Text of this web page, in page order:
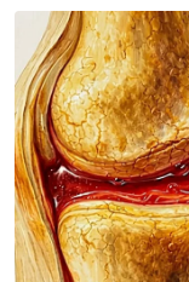
Berita Telus &
hari!